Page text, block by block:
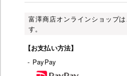
富澤商店オンラインショップ
す。
【お支払い方法】
- PayPay